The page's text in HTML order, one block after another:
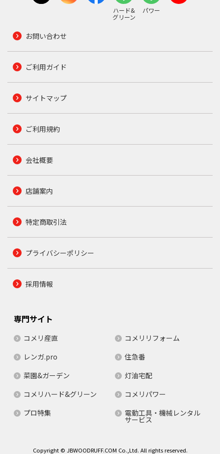
ハード&
グリーン
パワー
お問い合わせ
ご利用ガイド
サイトマップ
ご利用規約
会社概要
店舗案内
特定商取引法
プライバシーポリシー
採用情報
専門サイト
コメリ産直
コメリリフォーム
レンガ.pro
住急番
菜園&ガーデン
灯油宅配
コメリハード&グリーン
コメリパワー
プロ特集
電動工具・機械レンタル
サービス
Copyright © JBWOODRUFF.COM Co.,Ltd. All rights reserved.